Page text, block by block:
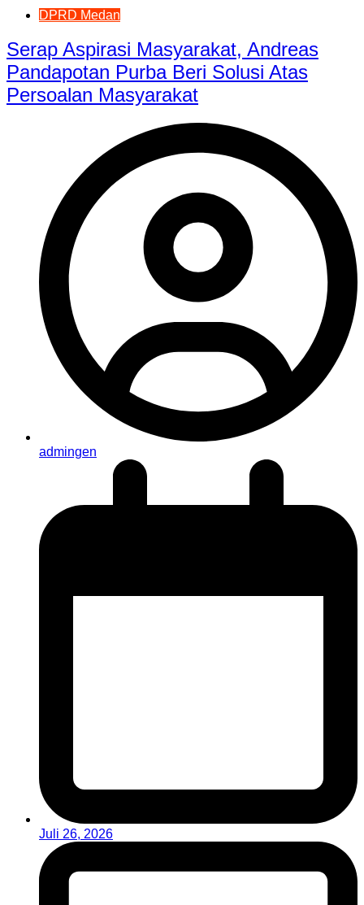
DPRD Medan
Serap Aspirasi Masyarakat, Andreas
Pandapotan Purba Beri Solusi Atas
Persoalan Masyarakat
admingen
Juli 26, 2026